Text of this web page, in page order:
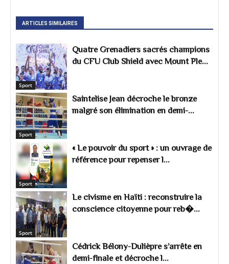
ARTICLES SIMILAIRES
Sport
Quatre Grenadiers sacrés champions
du CFU Club Shield avec Mount Ple...
Sport
Saintelise Jean décroche le bronze
malgré son élimination en demi-...
Sport
« Le pouvoir du sport » : un ouvrage de
référence pour repenser l...
Sport
Le civisme en Haïti : reconstruire la
conscience citoyenne pour reb�...
Cédrick Bélony-Dulièpre s’arrête en
demi-finale et décroche l...